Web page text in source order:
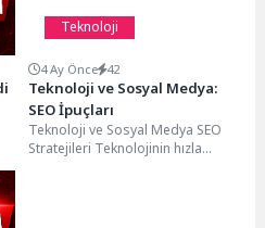
Teknoloji
4 Ay Önce 42
Teknoloji ve Sosyal Medya:
SEO İpuçları
Teknoloji ve Sosyal Medya SEO
Stratejileri Teknolojinin hızla